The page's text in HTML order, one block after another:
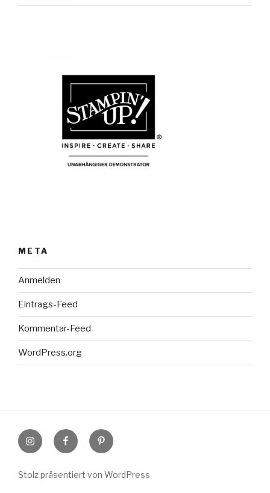
META
Anmelden
Eintrags-Feed
Kommentar-Feed
WordPress.org
InstagramFacebookPinterest
Stolz präsentiert von WordPress